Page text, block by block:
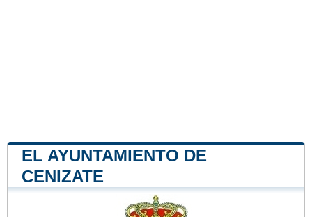
EL AYUNTAMIENTO DE
CENIZATE